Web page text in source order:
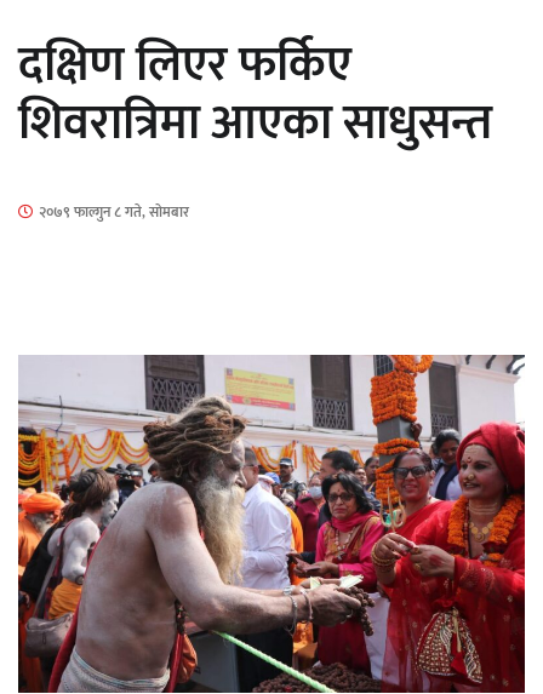
नियन्त्रणमा
नेपालगञ्जमा पर्खाल भत्किँदा दुई मजदुरको मृत्यु
‘ईयुमा डट कम’ले बुधबारदेखि आफ्नो
औपचारिक सेवा सञ्चालनमा
दक्षिण लिएर फर्किए
शिवरात्रिमा आएका साधुसन्त
२०७९ फाल्गुन ८ गते, सोमबार